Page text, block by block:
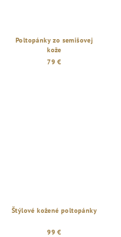
Poltopánky zo semišovej
kože
79 €
Štýlové kožené poltopánky
99 €